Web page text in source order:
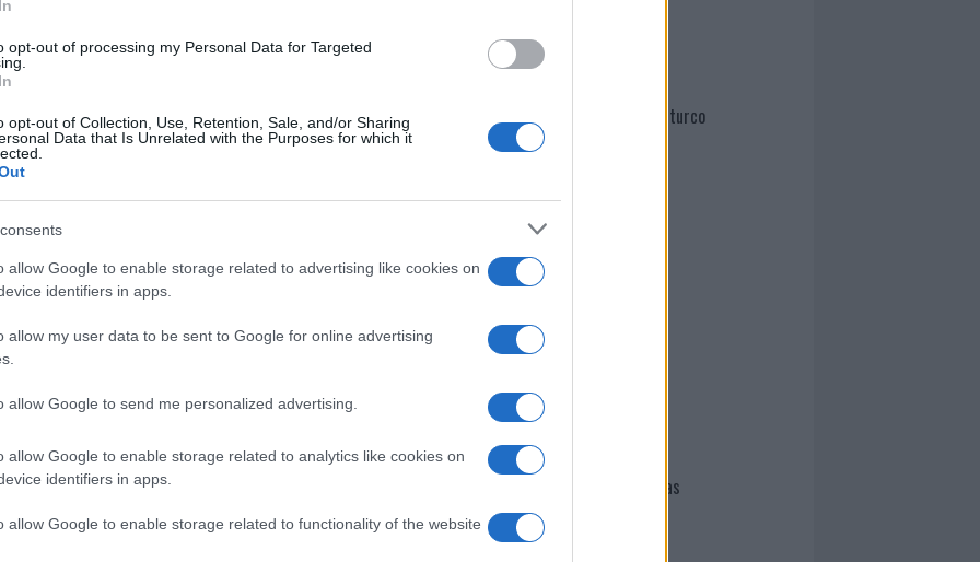
opt-out of processing my Personal Data for Targeted
opt-out of Collection, Use, Retention, Sale, and/or Sharing
Data that Is Unrelated with the Purposes for which it
allow Google to enable storage related to advertising like cookies on
identifiers in apps.
allow my user data to be sent to Google for online advertising
allow Google to send me personalized advertising.
allow Google to enable storage related to analytics like cookies on
identifiers in apps.
allow Google to enable storage related to functionality of the website
Martina Agostina Diturco
I nostri cari
I nostri cari
Giovannimaria Cabras